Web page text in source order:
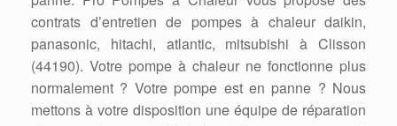
contrats d’entretien de pompes à chaleur daikin,
panasonic, hitachi, atlantic, mitsubishi à Clisson
(44190). Votre pompe à chaleur ne fonctionne plus
normalement ? Votre pompe est en panne ? Nous
mettons à votre disposition une équipe de réparation